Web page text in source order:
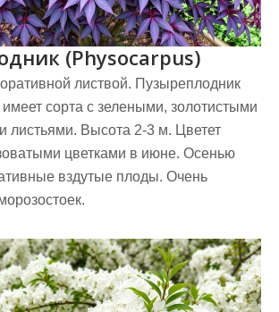
(Physocarpus)
листвой. Пузыреплодник
сорта с зелеными, золотистыми
листьями. Высота 2-3 м. Цветет
цветками в июне. Осенью
вздутые плоды. Очень